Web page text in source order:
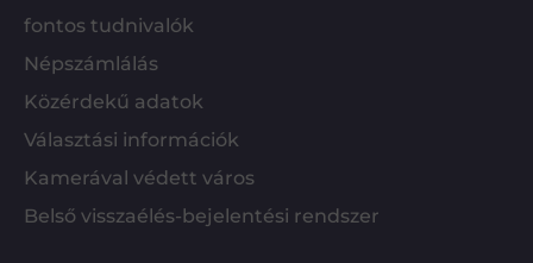
fontos tudnivalók
Népszámlálás
Közérdekű adatok
Választási információk
Kamerával védett város
Belső visszaélés-bejelentési rendszer